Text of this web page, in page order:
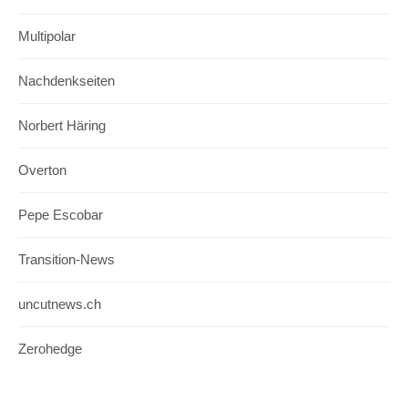
Multipolar
Nachdenkseiten
Norbert Häring
Overton
Pepe Escobar
Transition-News
uncutnews.ch
Zerohedge